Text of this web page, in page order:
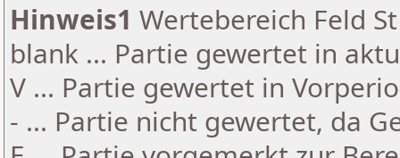
Hinweis1 Wertebereich Feld
blank ... Partie gewertet in
V ... Partie gewertet in
- ... Partie nicht gewertet, da